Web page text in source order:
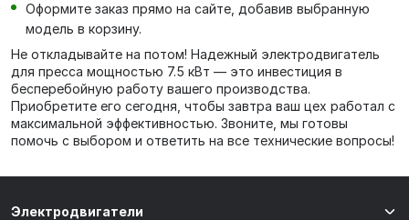
Оформите заказ прямо на сайте, добавив выбранную
модель в корзину.
Не откладывайте на потом! Надежный электродвигатель
для пресса мощностью 7.5 кВт — это инвестиция в
бесперебойную работу вашего производства.
Приобретите его сегодня, чтобы завтра ваш цех работал с
максимальной эффективностью. Звоните, мы готовы
помочь с выбором и ответить на все технические вопросы!
Электродвигатели